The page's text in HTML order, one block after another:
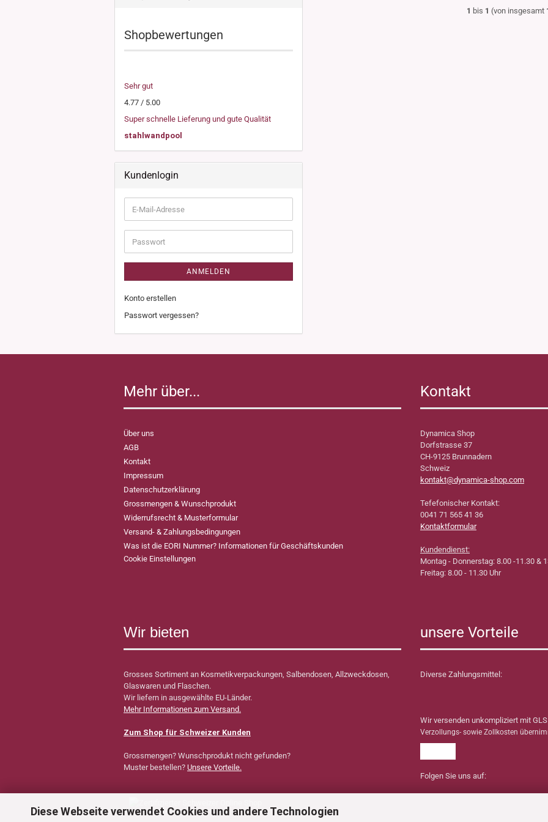
Diese Webseite verwendet Cookies und andere Technologien
1 bis 1 (von insgesamt
Shopbewertungen
Sehr gut
4.77 / 5.00
Super schnelle Lieferung und gute Qualität
stahlwandpool
Kundenlogin
E-
Mail-
Adresse
Passwort
ANMELDEN
Konto erstellen
Passwort vergessen?
Mehr über...
Über uns
AGB
Kontakt
Impressum
Datenschutzerklärung
Grossmengen & Wunschprodukt
Widerrufsrecht & Musterformular
Versand- & Zahlungsbedingungen
Was ist die EORI Nummer? Informationen für Geschäftskunden
Cookie Einstellungen
Kontakt
Dynamica Shop
Dorfstrasse 37
CH-9125 Brunnadern
Schweiz
kontakt@dynamica-shop.com
Tefefonischer Kontakt:
0041 71 565 41 36
Kontaktformular
Kundendienst:
Montag - Donnerstag: 8.00 -11.30 &
Freitag: 8.00 - 11.30 Uhr
Wir bieten
Grosses Sortiment an Kosmetikverpackungen, Salbendosen, Allzweckdosen,
Glaswaren und Flaschen.
Wir liefern in ausgewählte EU-Länder.
Mehr Informationen zum Versand.
Zum Shop für Schweizer Kunden
Grossmengen? Wunschprodukt nicht gefunden?
Muster bestellen? Unsere Vorteile.
unsere Vorteile
Diverse Zahlungsmittel:
Wir versenden unkompliziert mit
Verzollungs- sowie Zollkosten
Folgen Sie uns auf: